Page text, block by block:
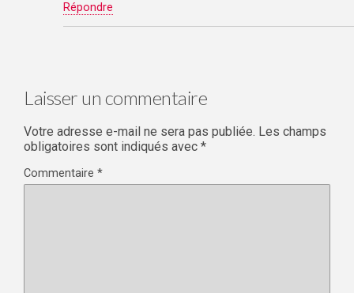
Répondre
Laisser un commentaire
Votre adresse e-mail ne sera pas publiée. Les champs
obligatoires sont indiqués avec *
Commentaire *